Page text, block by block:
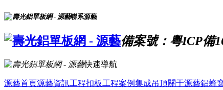
聯系源藝
備案號：粵ICP備
快速導航
源藝首頁源藝資訊工程扣板工程案例集成吊頂關于源藝鋁蜂